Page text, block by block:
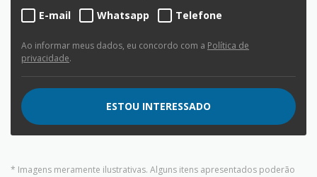
* Imagens meramente ilustrativas. Alguns itens apresentados poderão
E-mail
Whatsapp Telefone
Ao informar meus dados, eu concordo com a Política de
privacidade.
ESTOU INTERESSADO